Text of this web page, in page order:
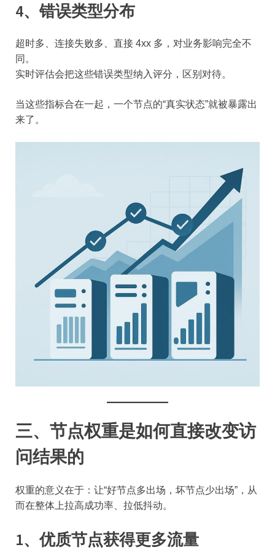
4、错误类型分布
超时多、连接失败多、直接 4xx 多，对业务影响完全不
同。
实时评估会把这些错误类型纳入评分，区别对待。
当这些指标合在一起，一个节点的“真实状态”就被暴露出
来了。
三、节点权重是如何直接改变访
问结果的
权重的意义在于：让“好节点多出场，坏节点少出场”，从
而在整体上拉高成功率、拉低抖动。
1、优质节点获得更多流量